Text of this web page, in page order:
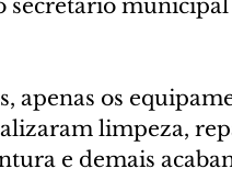
secretário
apenas os
limpeza,
e demais